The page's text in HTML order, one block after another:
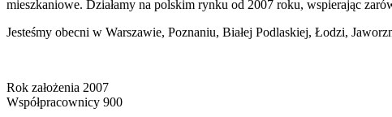
mieszkaniowe. Działamy na polskim rynku od 2007 roku, wspierając
Jesteśmy obecni w Warszawie, Poznaniu, Białej Podlaskiej, Łodzi,
Rok założenia 2007
Współpracownicy 900